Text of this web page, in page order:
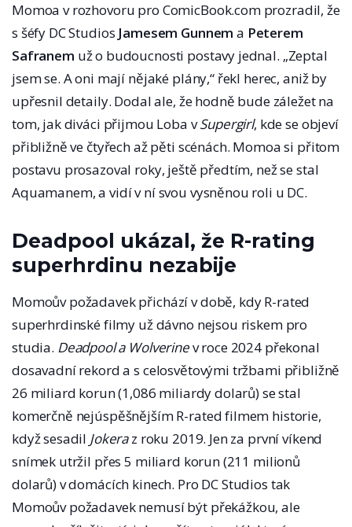
Momoa v rozhovoru pro ComicBook.com prozradil, že
s šéfy DC Studios Jamesem Gunnem a Peterem
Safranem už o budoucnosti postavy jednal. „Zeptal
jsem se. A oni mají nějaké plány,“ řekl herec, aniž by
upřesnil detaily. Dodal ale, že hodně bude záležet na
tom, jak diváci přijmou Loba vSupergirl, kde se objeví
přibližně ve čtyřech až pěti scénách. Momoa si přitom
postavu prosazoval roky, ještě předtím, než se stal
Aquamanem, a vidí v ní svou vysněnou roli u DC.
Deadpool ukázal, že R-rating
superhrdinu nezabije
Momoův požadavek přichází v době, kdy R-rated
superhrdinské filmy už dávno nejsou riskem pro
studia. Deadpool a Wolverinev roce 2024 překonal
dosavadní rekord a s celosvětovými tržbami přibližně
26 miliard korun (1,086 miliardy dolarů) se stal
komerčně nejúspěšnějším R-rated filmem historie,
když sesadil Jokeraz roku 2019. Jen za první víkend
snímek utržil přes 5 miliard korun (211 milionů
dolarů) v domácích kinech. Pro DC Studios tak
Momoův požadavek nemusí být překážkou, ale